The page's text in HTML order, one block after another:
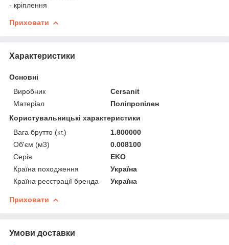
- кріплення
Приховати
Характеристики
Основні
Виробник
Cersanit
Матеріал
Поліпропілен
Користувальницькі характеристики
Вага брутто (кг.)
1.800000
Об'єм (м3)
0.008100
Серія
EKO
Країна походження
Україна
Країна реєстрації бренда
Україна
Приховати
Умови доставки